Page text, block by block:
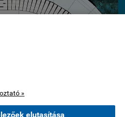
»
elutasítása